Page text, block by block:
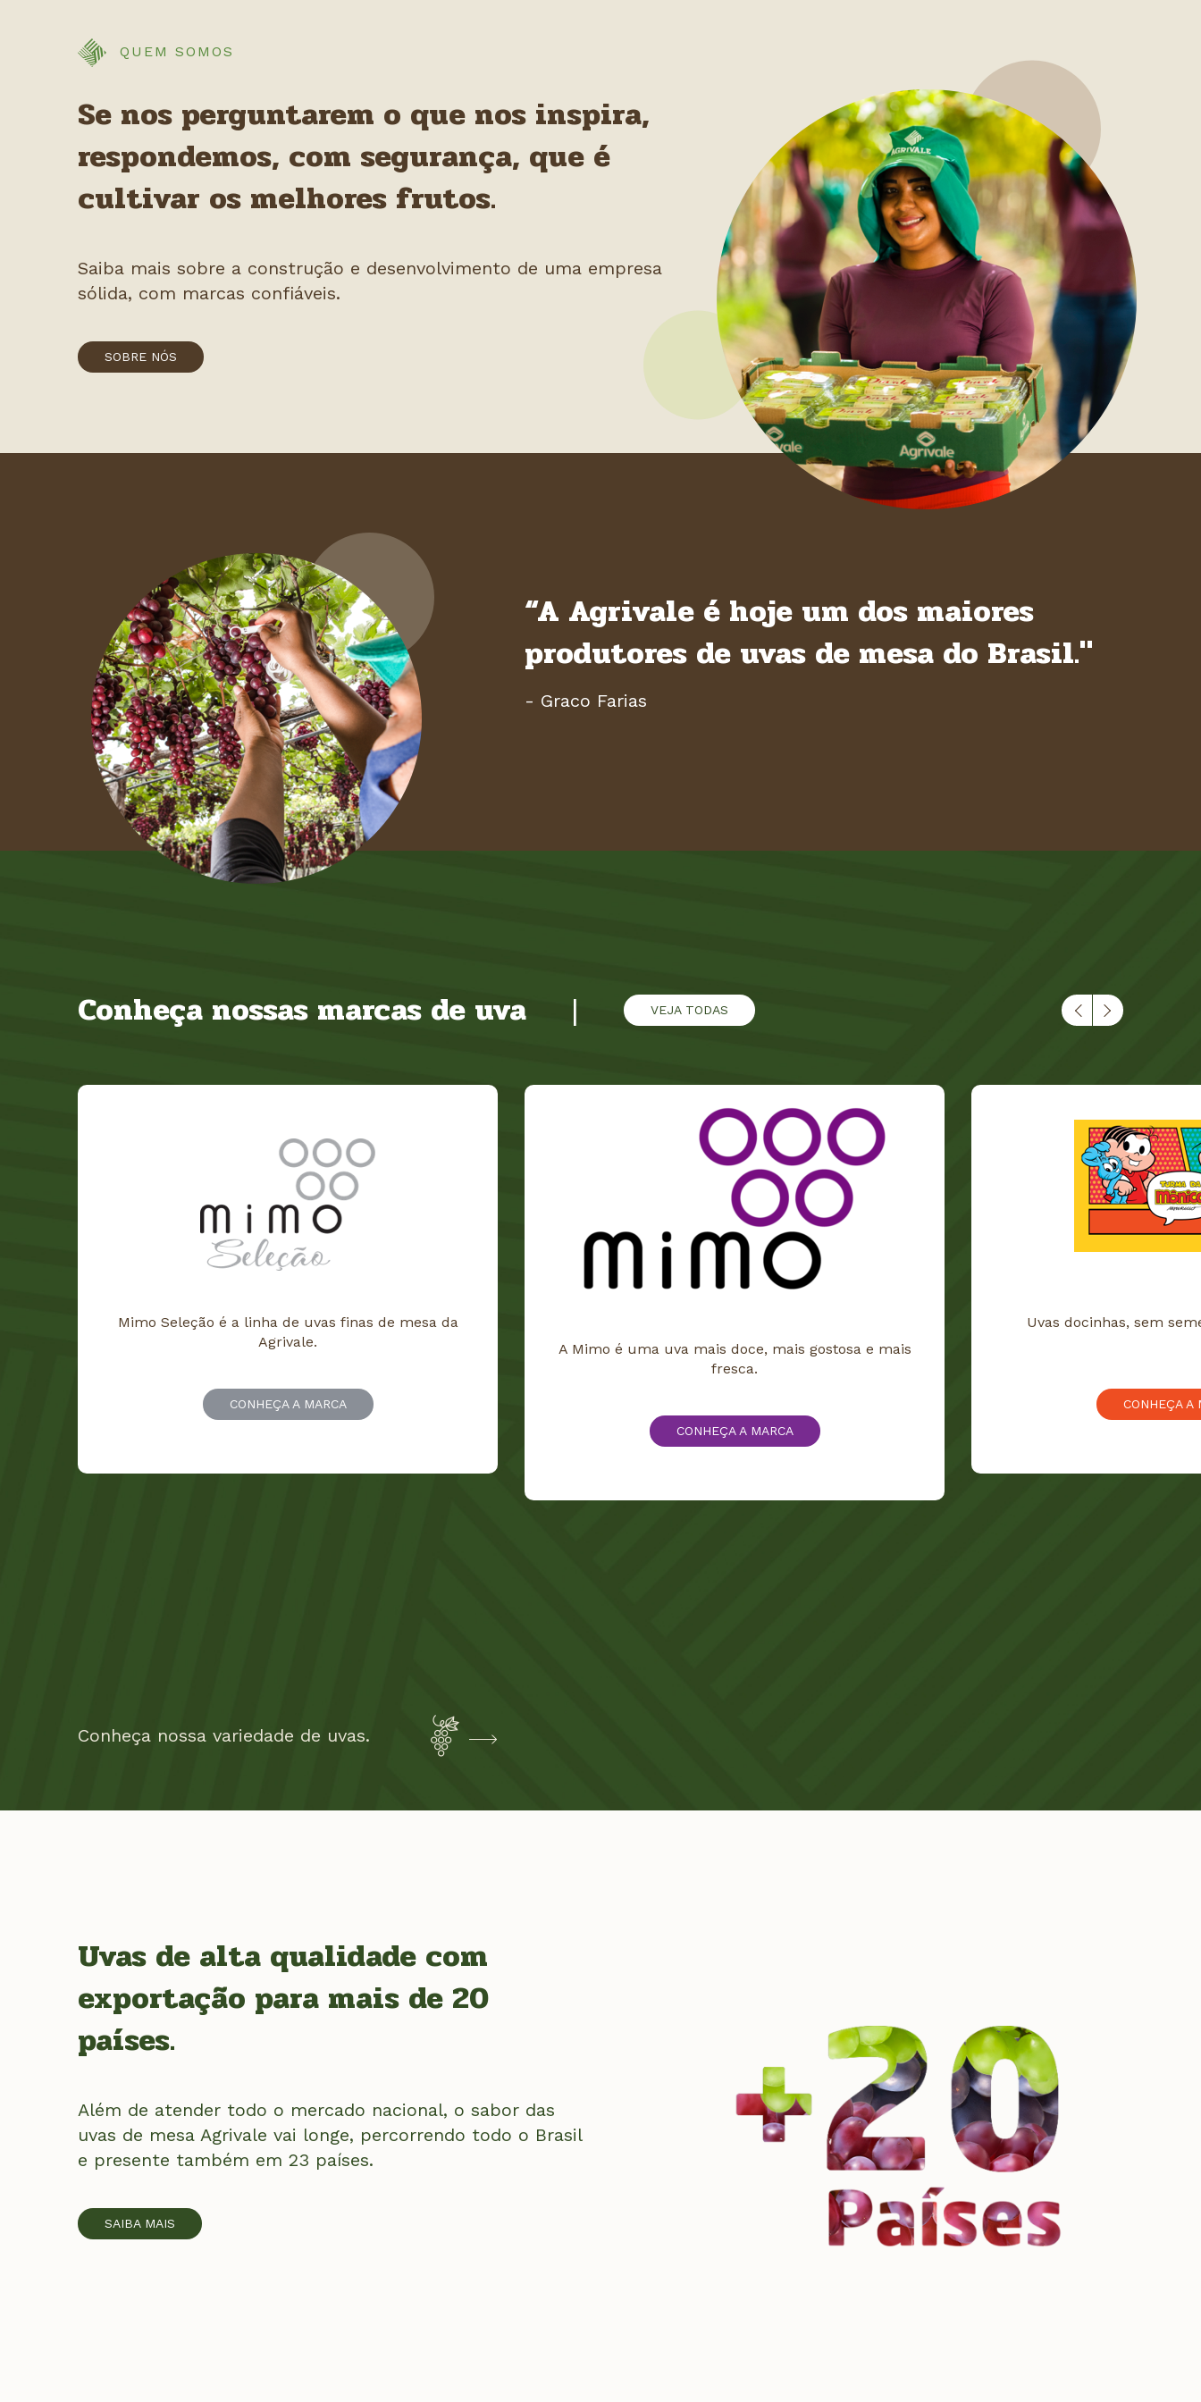
QUEM SOMOS
Se nos perguntarem o que nos inspira,
respondemos, com segurança, que é
cultivar os melhores frutos.
Saiba mais sobre a construção e desenvolvimento de uma empresa
sólida, com marcas confiáveis.
SOBRE NÓS
“A Agrivale é hoje um dos maiores
produtores de uvas de mesa do Brasil."
- Graco Farias
Conheça nossas marcas de uva | VEJA TODAS
Mimo Seleção é a linha de uvas finas de mesa da
Agrivale.
CONHEÇA A MARCA
A Mimo é uma uva mais doce, mais gostosa e mais
fresca.
CONHEÇA A MARCA
Uvas docinhas, sem
CONHEÇA A
Conheça nossa variedade de uvas.
Uvas de alta qualidade com
exportação para mais de 20
países.
Além de atender todo o mercado nacional, o sabor das
uvas de mesa Agrivale vai longe, percorrendo todo o Brasil
e presente também em 23 países.
SAIBA MAIS